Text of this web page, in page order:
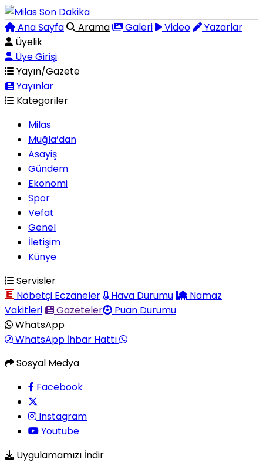
Ana Sayfa Arama Galeri Video
Yazarlar
Üyelik
Üye Girişi
Yayın/Gazete
Yayınlar
Kategoriler
Milas
Muğla’dan
Asayiş
Gündem
Ekonomi
Spor
Vefat
Genel
İletişim
Künye
Servisler
Nöbetçi Eczaneler
Hava Durumu
Namaz
Vakitleri
Gazeteler
Puan Durumu
WhatsApp
WhatsApp İhbar Hattı
Sosyal Medya
Facebook
Instagram
Youtube
Uygulamamızı İndir